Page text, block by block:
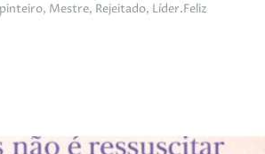
Mestre, Rejeitado, Líder.Feliz